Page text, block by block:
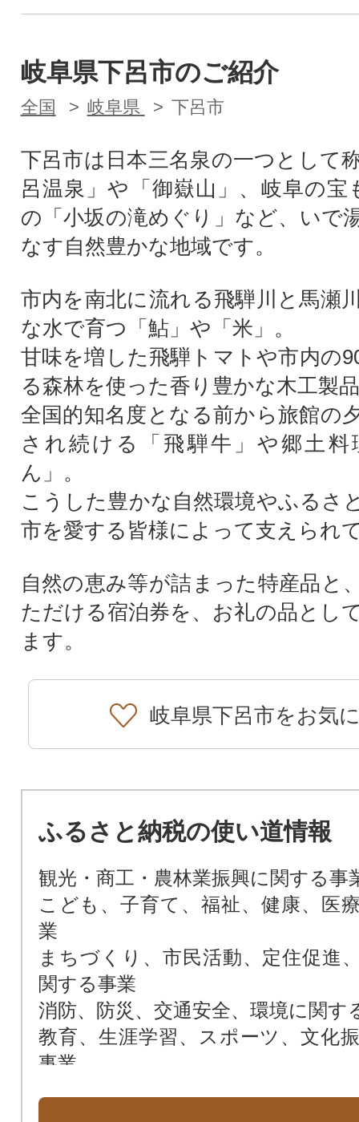
岐阜県下呂市のご紹介
全国 岐阜県 下呂市
下呂市は日本三名泉の一つとして
呂温泉」や「御嶽山」、岐阜の宝
の「小坂の滝めぐり」など、いで
なす自然豊かな地域です。
市内を南北に流れる飛騨川と馬瀬
な水で育つ「鮎」や「米」。
甘味を増した飛騨トマトや市内の
る森林を使った香り豊かな木工製
全国的知名度となる前から旅館の
され続ける「飛騨牛」や郷土
ん」。
こうした豊かな自然環境やふるさ
市を愛する皆様によって支えられ
自然の恵み等が詰まった特産品と
ただける宿泊券を、お礼の品とし
ます。
岐阜県下呂市をお気
ふるさと納税の使い道情報
観光・商工・農林業振興に関する事
こども、子育て、福祉、健康、医
業
まちづくり、市民活動、定住促進
関する事業
消防、防災、交通安全、環境に関す
教育、生涯学習、スポーツ、文化
事業